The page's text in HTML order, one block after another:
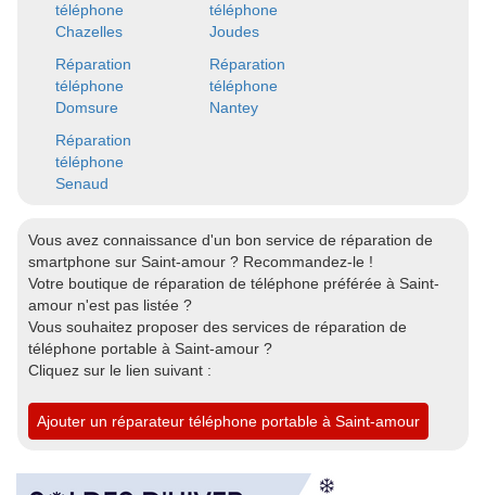
téléphone
Chazelles
téléphone
Joudes
Réparation
téléphone
Domsure
Réparation
téléphone
Nantey
Réparation
téléphone
Senaud
Vous avez connaissance d'un bon service de réparation de
smartphone sur Saint-amour ? Recommandez-le !
Votre boutique de réparation de téléphone préférée à Saint-
amour n'est pas listée ?
Vous souhaitez proposer des services de réparation de
téléphone portable à Saint-amour ?
Cliquez sur le lien suivant :
Ajouter un réparateur téléphone portable à Saint-amour